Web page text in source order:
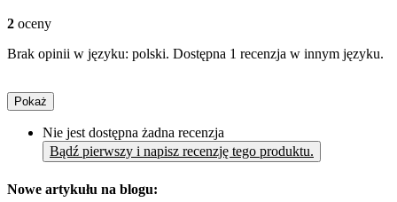
2 oceny
Brak opinii w języku: polski. Dostępna 1 recenzja w innym języku.
Pokaż
Nie jest dostępna żadna recenzja
Bądź pierwszy i napisz recenzję tego produktu.
Nowe artykułu na blogu: